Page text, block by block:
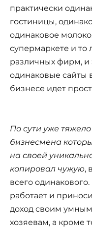
практически
гостиницы,
одинаковое
супермаркете и то
различных фирм, и
одинаковые сайты
бизнесе идет
По сути уже
бизнесмена
на своей
копировал чужую,
всего
работает и
доход своим
хозяевам, а кроме